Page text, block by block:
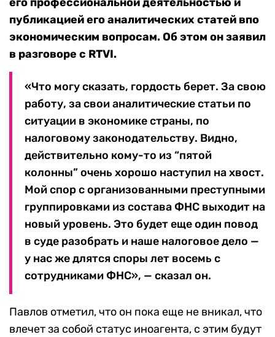
публикацией его аналитических статей впо
экономическим вопросам. Об этом он заявил
в разговоре с RTVI.
«Что могу сказать, гордость берет. За свою
работу, за свои аналитические статьи по
ситуации в экономике страны, по
налоговому законодательству. Видно,
действительно кому-то из “пятой
колонны” очень хорошо наступил на хвост.
Мой спор с организованными преступными
группировками из состава ФНС выходит на
новый уровень. Это будет еще один повод
в суде разобрать и наше налоговое дело —
у нас же длятся споры лет восемь с
сотрудниками ФНС», — сказал он.
Павлов отметил, что он пока еще не вникал, что
влечет за собой статус иноагента, с этим будут